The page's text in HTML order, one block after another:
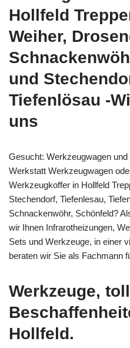
Hollfeld
Weiher,
und
Tiefenlösau -
uns
Gesucht: Werkzeugwagen
Werkstatt Werkzeugwagen
Werkzeugkoffer in Hollfeld
Stechendorf, Tiefenlesau,
Schnackenwöhr, Schönfeld?
wir Ihnen Infrarotheizungen,
Sets und Werkzeuge, in einer
beraten wir Sie als Fachmann
Werkzeuge,
Hollfeld.